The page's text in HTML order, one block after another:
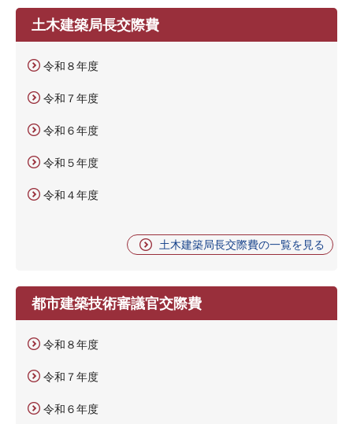
土木建築局長交際費
令和８年度
令和７年度
令和６年度
令和５年度
令和４年度
土木建築局長交際費の一覧を見る
都市建築技術審議官交際費
令和８年度
令和７年度
令和６年度